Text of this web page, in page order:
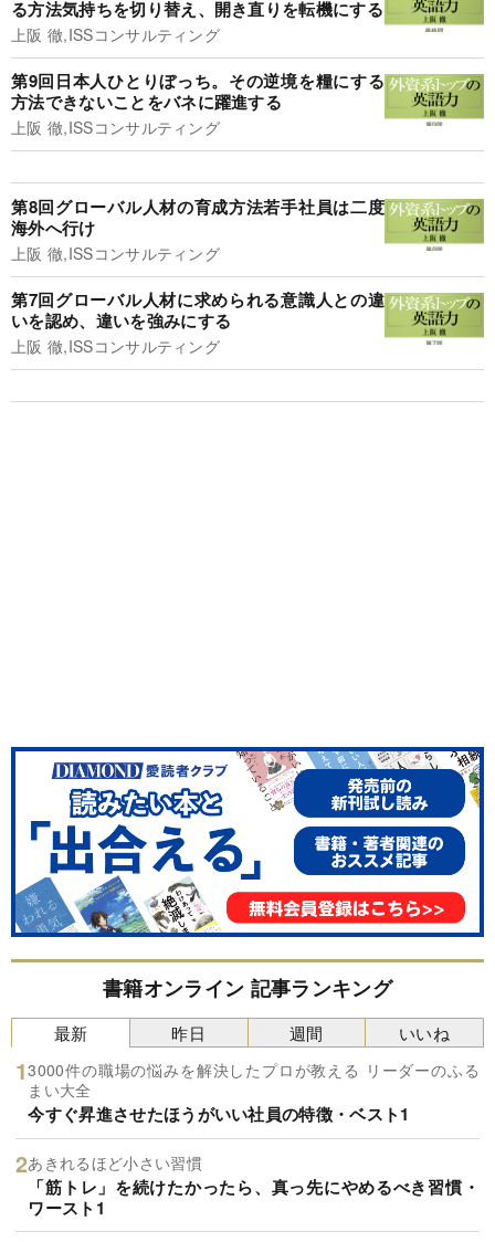
る方法気持ちを切り替え、開き直りを転機にする
上阪 徹,ISSコンサルティング
第9回日本人ひとりぼっち。その逆境を糧にする
方法できないことをバネに躍進する
上阪 徹,ISSコンサルティング
第8回グローバル人材の育成方法若手社員は二度
海外へ行け
上阪 徹,ISSコンサルティング
第7回グローバル人材に求められる意識人との違
いを認め、違いを強みにする
上阪 徹,ISSコンサルティング
書籍オンライン 記事ランキング
最新
3000件の職場の悩みを解決したプロが教える リーダーのふる
まい大全
今すぐ昇進させたほうがいい社員の特徴・ベスト1
あきれるほど小さい習慣
「筋トレ」を続けたかったら、真っ先にやめるべき習慣・
ワースト1
昨日 週間 いいね